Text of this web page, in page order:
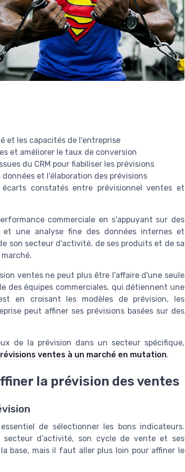
et les capacités de l'entreprise
et améliorer le taux de conversion
du CRM pour fiabiliser les prévisions
et l'élaboration des prévisions
constatés entre prévisionnel ventes et
commerciale en s'appuyant sur des
et une analyse fine des données internes et
son secteur d'activité, de ses produits et de sa
ventes ne peut plus être l'affaire d'une seule
des équipes commerciales, qui détiennent une
en croisant les modèles de prévision, les
peut affiner ses prévisions basées sur des
de la prévision dans un secteur spécifique,
ventes à un marché en mutation.
la prévision des ventes
de sélectionner les bons indicateurs.
d’activité, son cycle de vente et ses
base, mais il faut aller plus loin pour affiner le